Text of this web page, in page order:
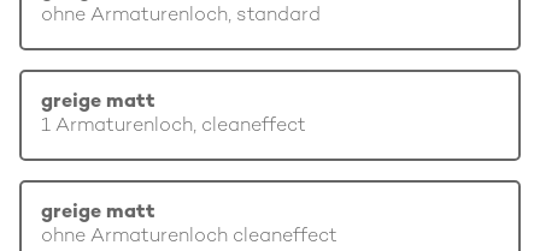
ohne Armaturenloch, standard
greige matt
1 Armaturenloch, cleaneffect
greige matt
ohne Armaturenloch cleaneffect